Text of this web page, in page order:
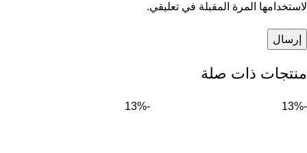
لاستخدامها المرة المقبلة في تعليقي.
منتجات ذات صلة
-13%
-13%